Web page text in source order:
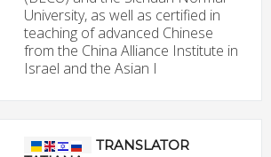
University, as well as certified in
teaching of advanced Chinese
from the China Alliance Institute in
Israel and the Asian I
TRANSLATOR